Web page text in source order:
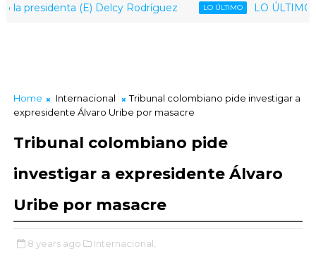
(E) Delcy Rodríguez LO ÚLTIMO LO ÚLTIMO |
Home Internacional
Tribunal colombiano pide investigar a
expresidente Álvaro Uribe por masacre
Tribunal colombiano pide
investigar a expresidente Álvaro
Uribe por masacre
8 years ago Internacional,